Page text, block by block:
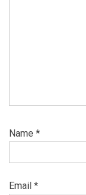
Name *
Email *